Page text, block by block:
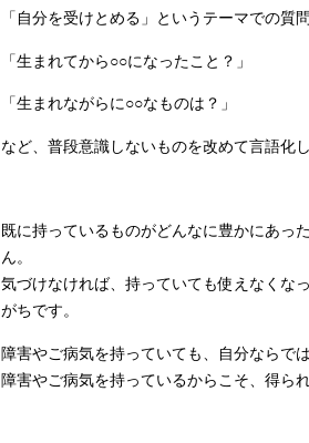
「自分を受けとめる」というテーマでの質問
「生まれてから○○になったこと？」
「生まれながらに○○なものは？」
など、普段意識しないものを改めて言語化
既に持っているものがどんなに豊かにあっ
ん。
気づけなければ、持っていても使えなくな
がちです。
障害やご病気を持っていても、自分ならで
障害やご病気を持っているからこそ、得ら